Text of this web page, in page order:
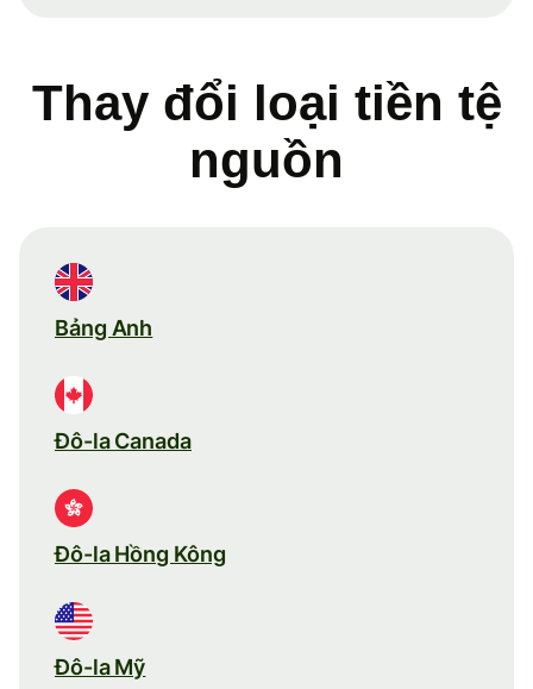
Thay đổi loại tiền tệ
nguồn
Bảng Anh
Đô-la Canada
Đô-la Hồng Kông
Đô-la Mỹ